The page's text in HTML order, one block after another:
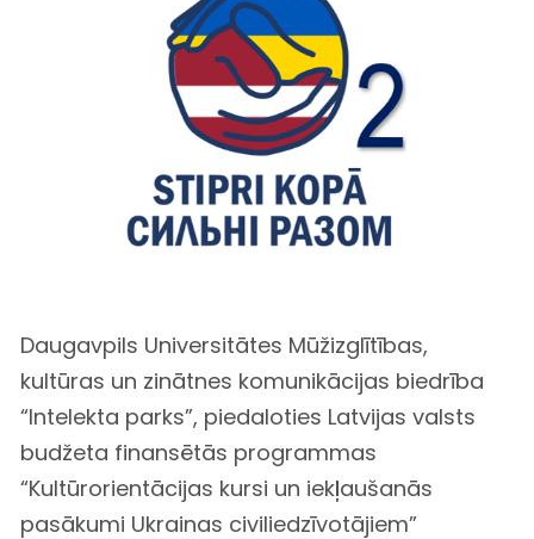
Daugavpils Universitātes Mūžizglītības,
kultūras un zinātnes komunikācijas biedrība
“Intelekta parks”, piedaloties Latvijas valsts
budžeta finansētās programmas
“Kultūrorientācijas kursi un iekļaušanās
pasākumi Ukrainas civiliedzīvotājiem”